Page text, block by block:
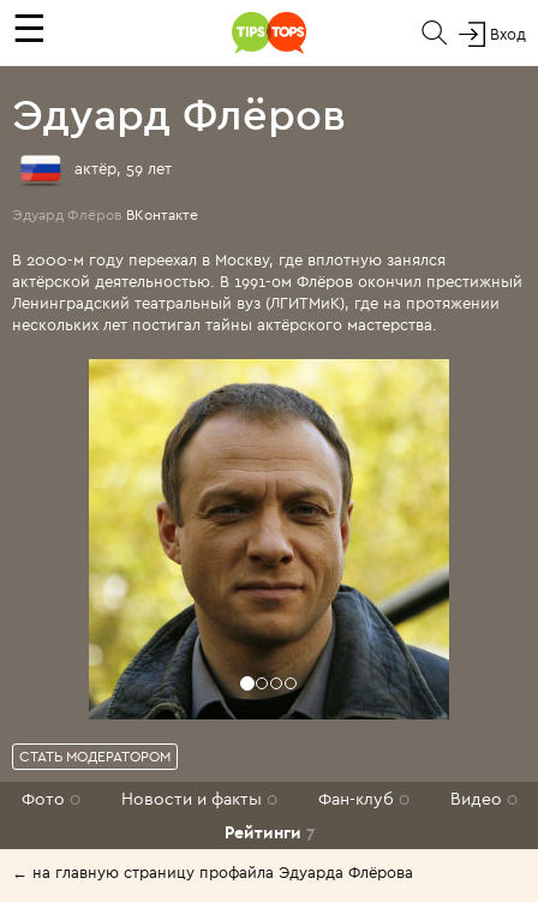
☰ Вход
Эдуард Флёров
актёр, 59 лет
Эдуард Флёров ВКонтакте
В 2000-м году переехал в Москву, где вплотную занялся
актёрской деятельностью. В 1991-ом Флёров окончил престижный
Ленинградский театральный вуз (ЛГИТМиК), где на протяжении
нескольких лет постигал тайны актёрского мастерства.
СТАТЬ МОДЕРАТОРОМ
Фото 0 Новости и факты 0 Фан-клуб 0 Видео 0
Рейтинги 7
← на главную страницу профайла Эдуарда Флёрова